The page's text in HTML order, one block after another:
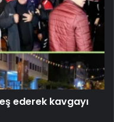
ederek kavgayı